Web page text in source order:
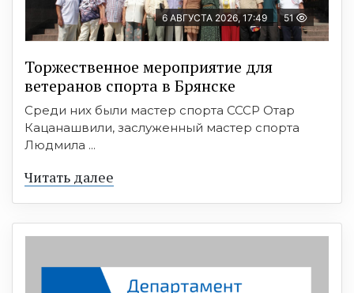
6 АВГУСТА 2026, 17:49 51
Торжественное мероприятие для
ветеранов спорта в Брянске
Среди них были мастер спорта СССР Отар
Кацанашвили, заслуженный мастер спорта
Людмила ...
Читать далее